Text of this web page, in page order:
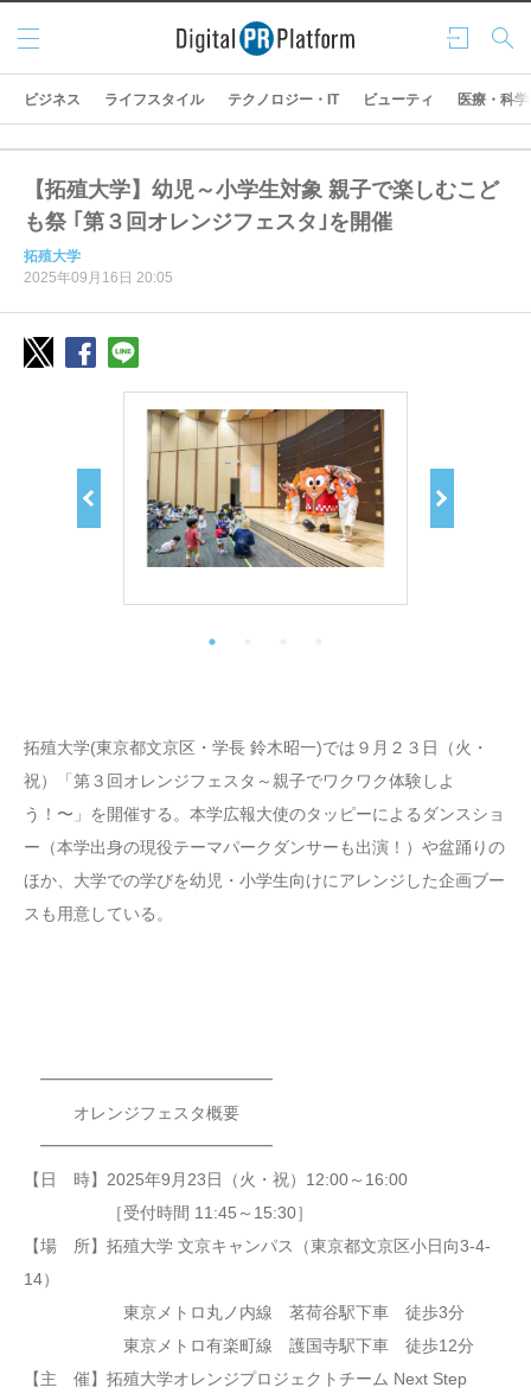
ログ
イン
検索
メニ
ュー
ビジネス ライフスタイル テクノロジー・IT ビューティ 医療・科学
【拓殖大学】幼児～小学生対象 親子で楽しむこど
も祭 ｢第３回オレンジフェスタ｣を開催
拓殖大学
2025年09月16日 20:05
拓殖大学(東京都文京区・学長 鈴木昭一)では９月２３日（火・
祝）「第３回オレンジフェスタ～親子でワクワク体験しよ
う！〜」を開催する。本学広報大使のタッピーによるダンスショ
ー（本学出身の現役テーマパークダンサーも出演！）や盆踊りの
ほか、大学での学びを幼児・小学生向けにアレンジした企画ブー
スも用意している。
━━━━━━━━━━━━━━
オレンジフェスタ概要
━━━━━━━━━━━━━━
【日 時】2025年9月23日（火・祝）12:00～16:00
［受付時間 11:45～15:30］
【場 所】拓殖大学 文京キャンパス（東京都文京区小日向3-4-
14）
東京メトロ丸ノ内線 茗荷谷駅下車 徒歩3分
東京メトロ有楽町線 護国寺駅下車 徒歩12分
【主 催】拓殖大学オレンジプロジェクトチーム Next Step